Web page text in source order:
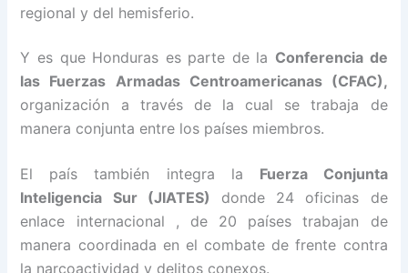
regional y del hemisferio.
Y es que Honduras es parte de la Conferencia de
las Fuerzas Armadas Centroamericanas (CFAC),
organización a través de la cual se trabaja de
manera conjunta entre los países miembros.
El país también integra la Fuerza Conjunta
Inteligencia Sur (JIATES) donde 24 oficinas de
enlace internacional , de 20 países trabajan de
manera coordinada en el combate de frente contra
la narcoactividad y delitos conexos.